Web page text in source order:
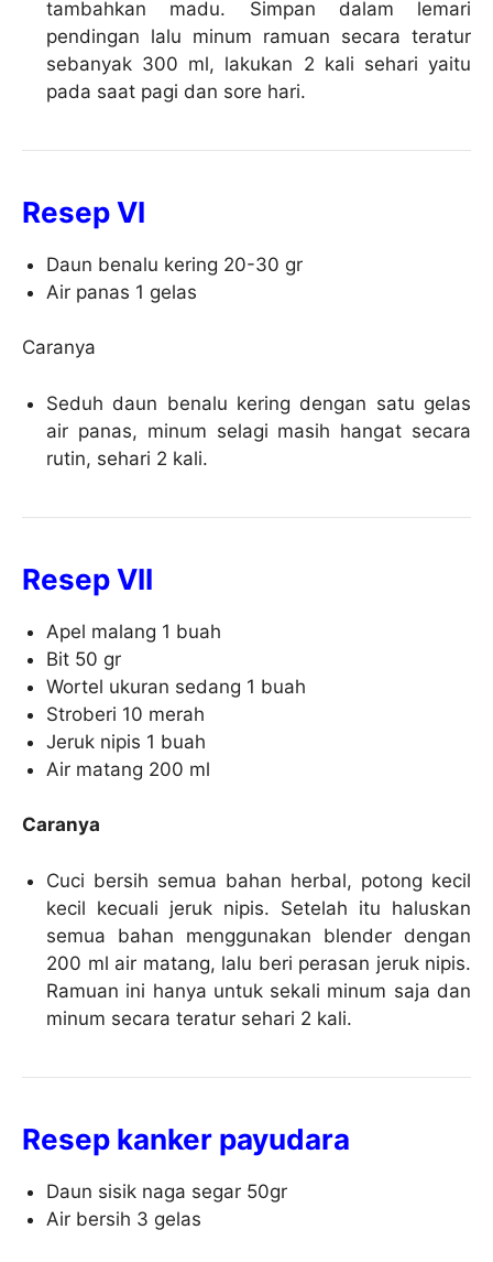
tambahkan madu. Simpan dalam lemari
pendingan lalu minum ramuan secara teratur
sebanyak 300 ml, lakukan 2 kali sehari yaitu
pada saat pagi dan sore hari.
Resep VI
Daun benalu kering 20-30 gr
Air panas 1 gelas
Caranya
Seduh daun benalu kering dengan satu gelas
air panas, minum selagi masih hangat secara
rutin, sehari 2 kali.
Resep VII
Apel malang 1 buah
Bit 50 gr
Wortel ukuran sedang 1 buah
Stroberi 10 merah
Jeruk nipis 1 buah
Air matang 200 ml
Caranya
Cuci bersih semua bahan herbal, potong kecil
kecil kecuali jeruk nipis. Setelah itu haluskan
semua bahan menggunakan blender dengan
200 ml air matang, lalu beri perasan jeruk nipis.
Ramuan ini hanya untuk sekali minum saja dan
minum secara teratur sehari 2 kali.
Resep kanker payudara
Daun sisik naga segar 50gr
Air bersih 3 gelas